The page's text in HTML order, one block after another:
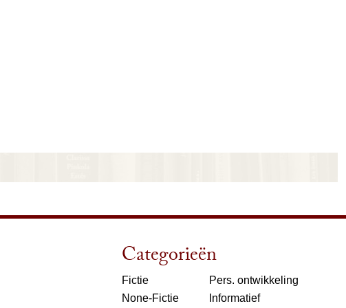
Categorieën
Fictie
None-Fictie
Pers. ontwikkeling
Informatief